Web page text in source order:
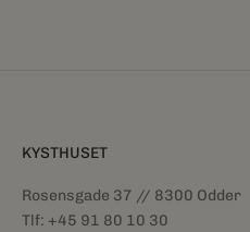
KYSTHUSET
Rosensgade 37 // 8300 Odder
Tlf: +45 91 80 10 30